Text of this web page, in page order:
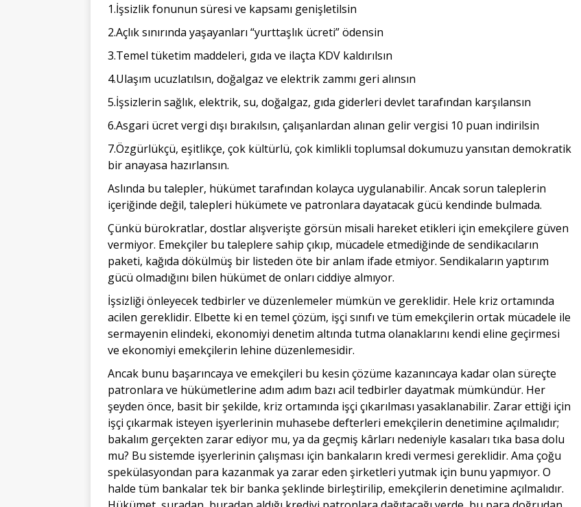
1.İşsizlik fonunun süresi ve kapsamı genişletilsin
2.Açlık sınırında yaşayanları “yurttaşlık ücreti” ödensin
3.Temel tüketim maddeleri, gıda ve ilaçta KDV kaldırılsın
4.Ulaşım ucuzlatılsın, doğalgaz ve elektrik zammı geri alınsın
5.İşsizlerin sağlık, elektrik, su, doğalgaz, gıda giderleri devlet tarafından karşılansın
6.Asgari ücret vergi dışı bırakılsın, çalışanlardan alınan gelir vergisi 10 puan indirilsin
7.Özgürlükçü, eşitlikçe, çok kültürlü, çok kimlikli toplumsal dokumuzu yansıtan demokratik
bir anayasa hazırlansın.
Aslında bu talepler, hükümet tarafından kolayca uygulanabilir. Ancak sorun taleplerin
içeriğinde değil, talepleri hükümete ve patronlara dayatacak gücü kendinde bulmada.
Çünkü bürokratlar, dostlar alışverişte görsün misali hareket etikleri için emekçilere güven
vermiyor. Emekçiler bu taleplere sahip çıkıp, mücadele etmediğinde de sendikacıların
paketi, kağıda dökülmüş bir listeden öte bir anlam ifade etmiyor. Sendikaların yaptırım
gücü olmadığını bilen hükümet de onları ciddiye almıyor.
İşsizliği önleyecek tedbirler ve düzenlemeler mümkün ve gereklidir. Hele kriz ortamında
acilen gereklidir. Elbette ki en temel çözüm, işçi sınıfı ve tüm emekçilerin ortak mücadele ile
sermayenin elindeki, ekonomiyi denetim altında tutma olanaklarını kendi eline geçirmesi
ve ekonomiyi emekçilerin lehine düzenlemesidir.
Ancak bunu başarıncaya ve emekçileri bu kesin çözüme kazanıncaya kadar olan süreçte
patronlara ve hükümetlerine adım adım bazı acil tedbirler dayatmak mümkündür. Her
şeyden önce, basit bir şekilde, kriz ortamında işçi çıkarılması yasaklanabilir. Zarar ettiği için
işçi çıkarmak isteyen işyerlerinin muhasebe defterleri emekçilerin denetimine açılmalıdır;
bakalım gerçekten zarar ediyor mu, ya da geçmiş kârları nedeniyle kasaları tıka basa dolu
mu? Bu sistemde işyerlerinin çalışması için bankaların kredi vermesi gereklidir. Ama çoğu
spekülasyondan para kazanmak ya zarar eden şirketleri yutmak için bunu yapmıyor. O
halde tüm bankalar tek bir banka şeklinde birleştirilip, emekçilerin denetimine açılmalıdır.